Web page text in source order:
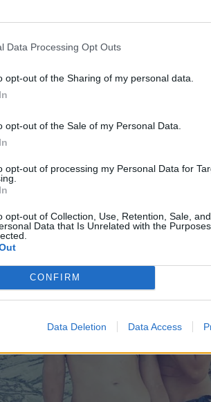
Data Processing Opt Outs
opt-out of the Sharing of my personal data.
opt-out of the Sale of my Personal Data.
opt-out of processing my Personal Data for
opt-out of Collection, Use, Retention, Sale,
Data that Is Unrelated with the
CONFIRM
Data Deletion Data Access
p/
φωτογραφία από την παραλία
και η Λίνα Πρίντζου, δίνοντάς
τις άψογες αναλογίες τους.
… ξανά κ πάλι μαζί!! Ευδοκάκι μου
χαρακτηριστικά μεταδίδοντάς